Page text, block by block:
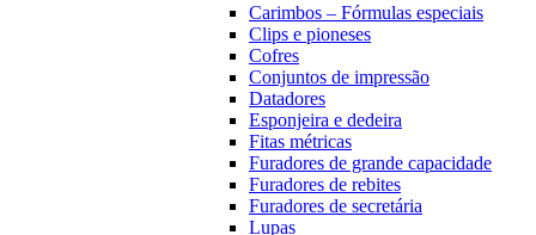
Carimbos – Fórmulas especiais
Clips e pioneses
Cofres
Conjuntos de impressão
Datadores
Esponjeira e dedeira
Fitas métricas
Furadores de grande capacidade
Furadores de rebites
Furadores de secretária
Lupas